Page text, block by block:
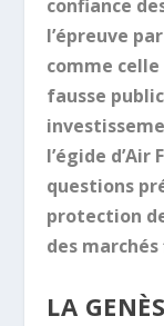
confiance
l’épreuve
comme
fausse
l’égide d’Air
questions
protection
des
LA